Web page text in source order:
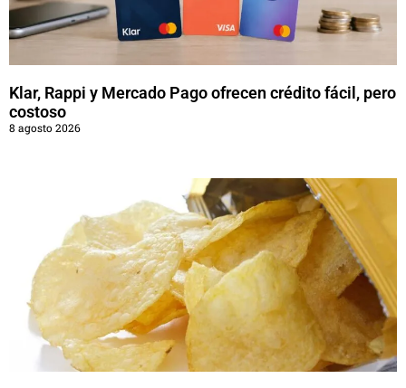
Klar, Rappi y Mercado Pago ofrecen crédito fácil, pero
costoso
8 agosto 2026